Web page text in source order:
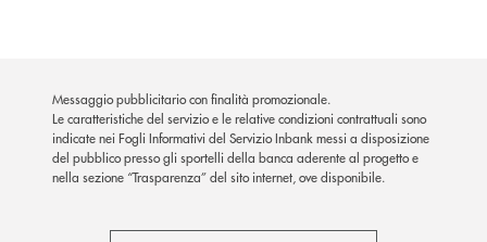
Messaggio pubblicitario con finalità promozionale.
Le caratteristiche del servizio e le relative condizioni contrattuali sono
indicate nei Fogli Informativi del Servizio Inbank messi a disposizione
del pubblico presso gli sportelli della banca aderente al progetto e
nella sezione “Trasparenza” del sito internet, ove disponibile.